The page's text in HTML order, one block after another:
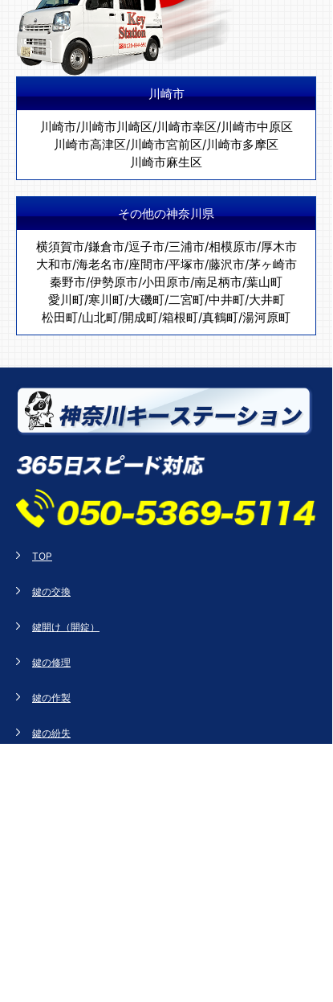
川崎市
川崎市/川崎市川崎区/川崎市幸区/川崎市中原区
川崎市高津区/川崎市宮前区/川崎市多摩区
川崎市麻生区
その他の神奈川県
横須賀市/鎌倉市/逗子市/三浦市/相模原市/厚木市
大和市/海老名市/座間市/平塚市/藤沢市/茅ヶ崎市
秦野市/伊勢原市/小田原市/南足柄市/葉山町
愛川町/寒川町/大磯町/二宮町/中井町/大井町
松田町/山北町/開成町/箱根町/真鶴町/湯河原町
TOP
鍵の交換
鍵開け（開錠）
鍵の修理
鍵の作製
鍵の紛失